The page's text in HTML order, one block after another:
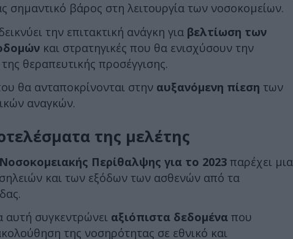
σημαντικό βάρος στη λειτουργία των νοσοκομείων.
την επιτακτική ανάγκη για βελτίωση των
και στρατηγικές που θα ενισχύσουν την
θεραπευτικής προσέγγισης.
θα ανταποκρίνονται στην αυξανόμενη πίεση των
αναγκών.
της μελέτης
Περίθαλψης για το 2023 παρέχει μια
και των εξόδων των ασθενών από τα
συγκεντρώνει αξιόπιστα δεδομένα που
της νοσηρότητας σε εθνικό και